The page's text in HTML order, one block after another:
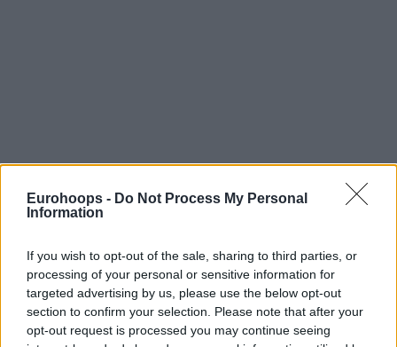
Eurohoops - Do Not Process My Personal
Information
If you wish to opt-out of the sale, sharing to third parties, or
processing of your personal or sensitive information for
targeted advertising by us, please use the below opt-out
section to confirm your selection. Please note that after your
opt-out request is processed you may continue seeing